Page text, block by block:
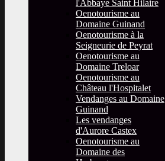
l'Abbaye Saint Hilaire
Oenotourisme au
Domaine Guinand
Oenotourisme à la
Seigneurie de Peyrat
Oenotourisme au
Domaine Treloar
Oenotourisme au
Château l'Hospitalet
Vendanges au Domaine
Guinand
Les vendanges
d'Aurore Castex
Oenotourisme au
Domaine des